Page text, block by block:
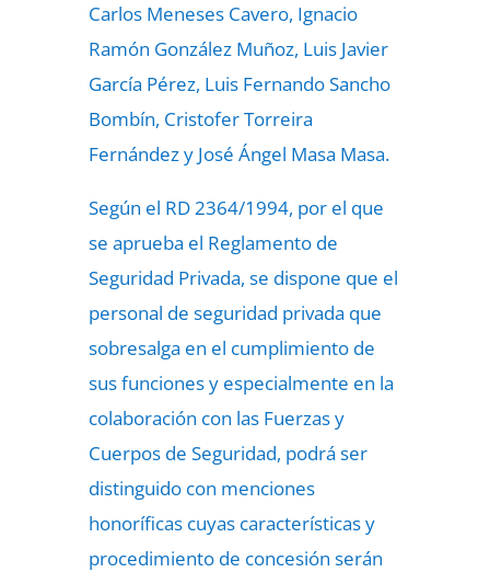
Carlos Meneses Cavero, Ignacio
Ramón González Muñoz, Luis Javier
García Pérez, Luis Fernando Sancho
Bombín, Cristofer Torreira
Fernández y José Ángel Masa Masa.
Según el RD 2364/1994, por el que
se aprueba el Reglamento de
Seguridad Privada, se dispone que el
personal de seguridad privada que
sobresalga en el cumplimiento de
sus funciones y especialmente en la
colaboración con las Fuerzas y
Cuerpos de Seguridad, podrá ser
distinguido con menciones
honoríficas cuyas características y
procedimiento de concesión serán